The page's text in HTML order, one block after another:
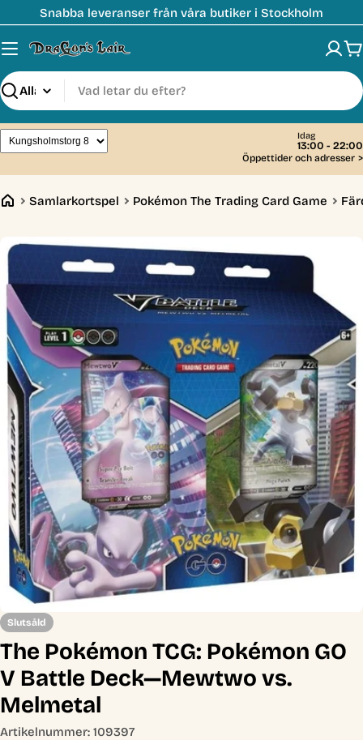
till
innehåll
Snabba leveranser från våra butiker i Stockholm
Sök
Idag
13:00 - 22:00
Öppettider och adresser >
Samlarkortspel Pokémon The Trading Card Game
media 0 i modal
Slutsåld
The Pokémon TCG: Pokémon GO
V Battle Deck—Mewtwo vs.
Melmetal
Artikelnummer: 109397